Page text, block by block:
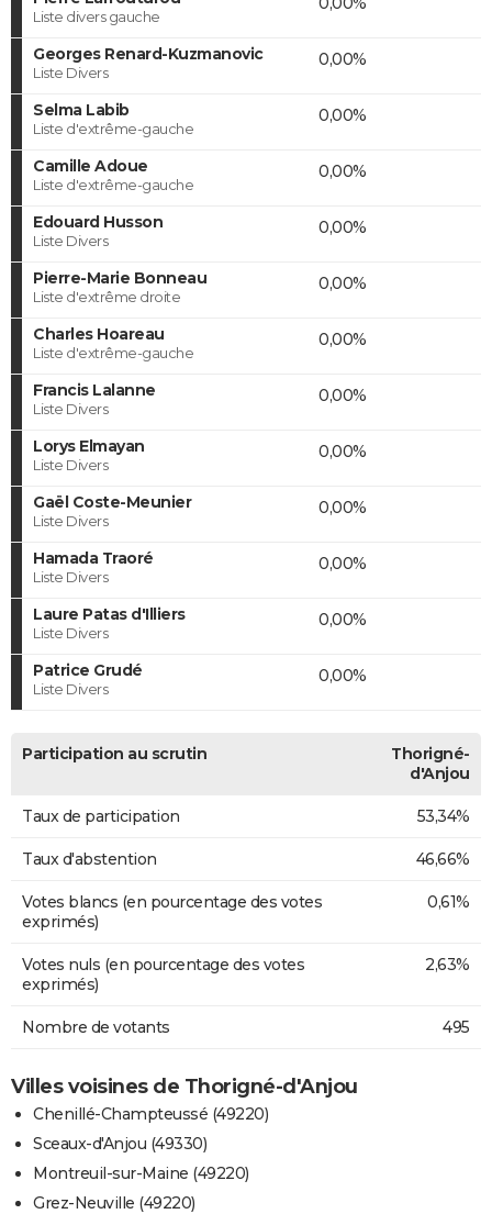
Liste divers gauche
Georges Renard-Kuzmanovic
Liste Divers
0,00%
Selma Labib
Liste d'extrême-gauche
0,00%
Camille Adoue
Liste d'extrême-gauche
0,00%
Edouard Husson
Liste Divers
0,00%
Pierre-Marie Bonneau
Liste d'extrême droite
0,00%
Charles Hoareau
Liste d'extrême-gauche
0,00%
Francis Lalanne
Liste Divers
0,00%
Lorys Elmayan
Liste Divers
0,00%
Gaël Coste-Meunier
Liste Divers
0,00%
Hamada Traoré
Liste Divers
0,00%
Laure Patas d'Illiers
Liste Divers
0,00%
Patrice Grudé
Liste Divers
0,00%
Participation au scrutin
Thorigné-
d'Anjou
Taux de participation 53,34%
Taux d'abstention 46,66%
Votes blancs (en pourcentage des votes
exprimés)
0,61%
Votes nuls (en pourcentage des votes
exprimés)
2,63%
Nombre de votants 495
Villes voisines de Thorigné-d'Anjou
Chenillé-Champteussé (49220)
Sceaux-d'Anjou (49330)
Montreuil-sur-Maine (49220)
Grez-Neuville (49220)